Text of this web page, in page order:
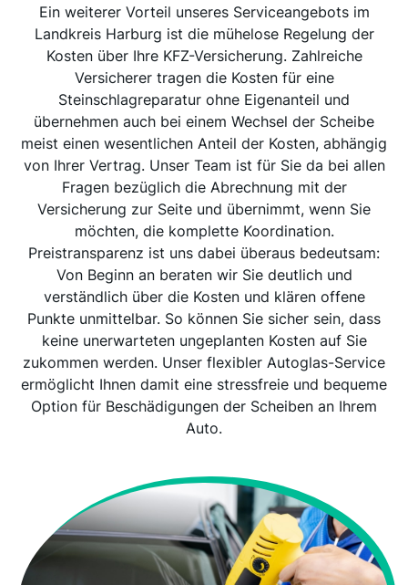
Ein weiterer Vorteil unseres Serviceangebots im
Landkreis Harburg ist die mühelose Regelung der
Kosten über Ihre KFZ-Versicherung. Zahlreiche
Versicherer tragen die Kosten für eine
Steinschlagreparatur ohne Eigenanteil und
übernehmen auch bei einem Wechsel der Scheibe
meist einen wesentlichen Anteil der Kosten, abhängig
von Ihrer Vertrag. Unser Team ist für Sie da bei allen
Fragen bezüglich die Abrechnung mit der
Versicherung zur Seite und übernimmt, wenn Sie
möchten, die komplette Koordination.
Preistransparenz ist uns dabei überaus bedeutsam:
Von Beginn an beraten wir Sie deutlich und
verständlich über die Kosten und klären offene
Punkte unmittelbar. So können Sie sicher sein, dass
keine unerwarteten ungeplanten Kosten auf Sie
zukommen werden. Unser flexibler Autoglas-Service
ermöglicht Ihnen damit eine stressfreie und bequeme
Option für Beschädigungen der Scheiben an Ihrem
Auto.